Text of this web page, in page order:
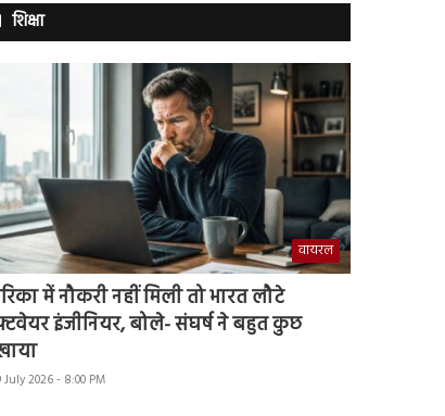
शिक्षा
वायरल
में नौकरी नहीं मिली तो भारत लौटे
इंजीनियर, बोले- संघर्ष ने बहुत कुछ
July 2026 - 8:00 PM